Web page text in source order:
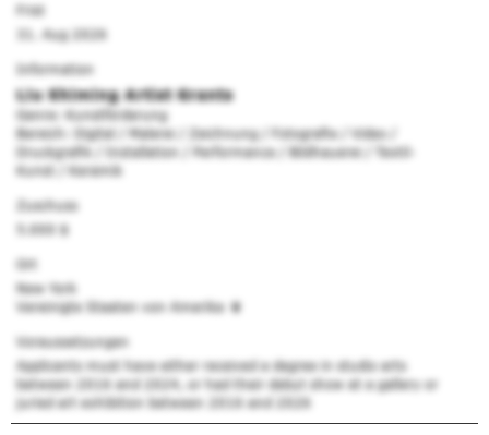
Frist
31. Aug 2026
Information
Liu Shiming Artist Grants
Genre: Kunstförderung
Bereich: Digital / Malerei / Zeichnung / Fotografie / Video /
Druckgrafik / Installation / Performance / Bildhauerei / Textil-
Kunst / Keramik
Zuschuss
5.000 $
Ort
New York
Vereinigte Staaten von Amerika
Voraussetzungen
Applicants must have either received a degree in studio arts
between 2016 and 2024, or had their debut show at a gallery or
juried art exhibition between 2016 and 2026